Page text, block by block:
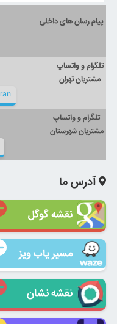
پیام رسان های داخلی
تلگرام و واتساپ
مشتریان تهران
تلگرام و واتساپ
مشتریان شهرستان
آدرس ما
نقشه گوگل
مسیر یاب ویز
نقشه نشان